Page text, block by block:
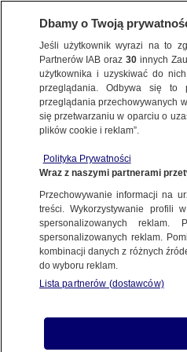
ŚWIAT
poddajemy się, po
Leopardy"
6.01.2023, 06:21
Udostępnij
militarną, w tym wozy
systemu Patriot. Ta
Dbamy o Twoją
Jeśli użytkownik wyrazi na to
Partnerów IAB oraz30 innych
użytkownika i uzyskiwać do
przeglądania. Odbywa się to
przeglądania przechowywanych
się przetwarzaniu w oparciu o
plików cookie i reklam”.
Polityka Prywatności
Wraz z naszymi partnerami
Przechowywanie informacji na
treści. Wykorzystywanie profili
spersonalizowanych
spersonalizowanych reklam.
kombinacji danych z różnych
do wyboru reklam.
Lista partnerów (dostawców)